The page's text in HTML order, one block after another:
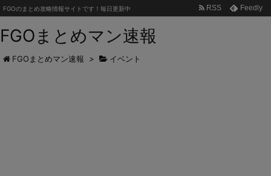
FGOまとめマン速報
FGOのまとめ攻略情報サイトです！毎日更新中 RSS Feedly
FGOまとめマン速報 > イベント